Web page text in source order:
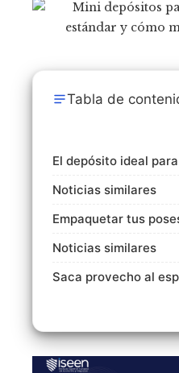
Tabla de
El depósito ideal
Noticias similares
Empaquetar tus
Noticias similares
Saca provecho al